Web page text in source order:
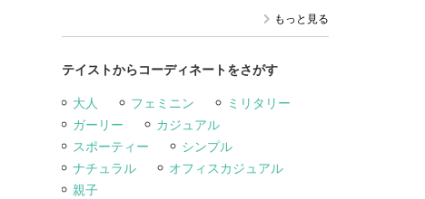
もっと見る
テイストからコーディネートをさがす
大人 フェミニン
ミリタリー
ガーリー
カジュアル
スポーティー
シンプル
ナチュラル
オフィスカジュアル
親子